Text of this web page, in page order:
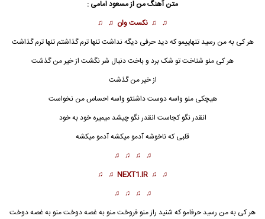
متن آهنگ من از مسعود امامی :
♫ ♫ نکست وان ♫ ♫
هر کی بهمن رسید تنهاییمو که دید حرفی دیگه نداشت تنها ترم گذاشتم تنها ترم گذاشت
هر کی منو شناخت تو شک برد و باخت دنبال شر نگشت از خیر من گذشت
از خیر من گذشت
هیچکی منو واسه دوست داشنتو واسه احساس من نخواست
انقدر نگو کجاست انقدر نگو چیشد میمیره خود به خود
قلبی که ناخوشه آدمو میکشه آدمو میکشه
♫ ♫ ♫ ♫
♫ ♫
NEXT1.IR
♫ ♫
♫ ♫ ♫ ♫
هر کی بهمن رسید حرفامو که شنید راز منو فروخت منو به غصه دوخت منو به غصه دوخت